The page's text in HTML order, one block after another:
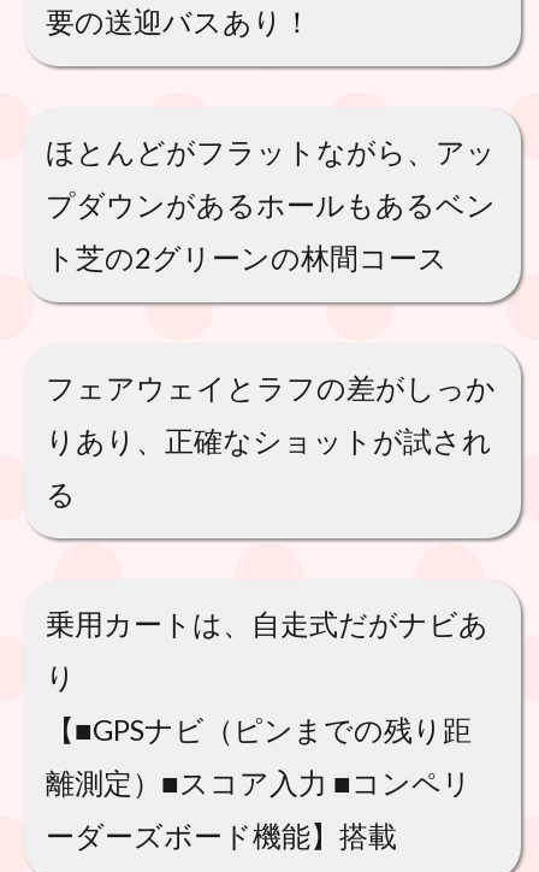
要の送迎バスあり！
ほとんどがフラットながら、アッ
プダウンがあるホールもあるベン
ト芝の2グリーンの林間コース
フェアウェイとラフの差がしっか
りあり、正確なショットが試され
る
乗用カートは、自走式だがナビあ
り
【■GPSナビ（ピンまでの残り距
離測定）■スコア入力 ■コンペリ
ーダーズボード機能】搭載